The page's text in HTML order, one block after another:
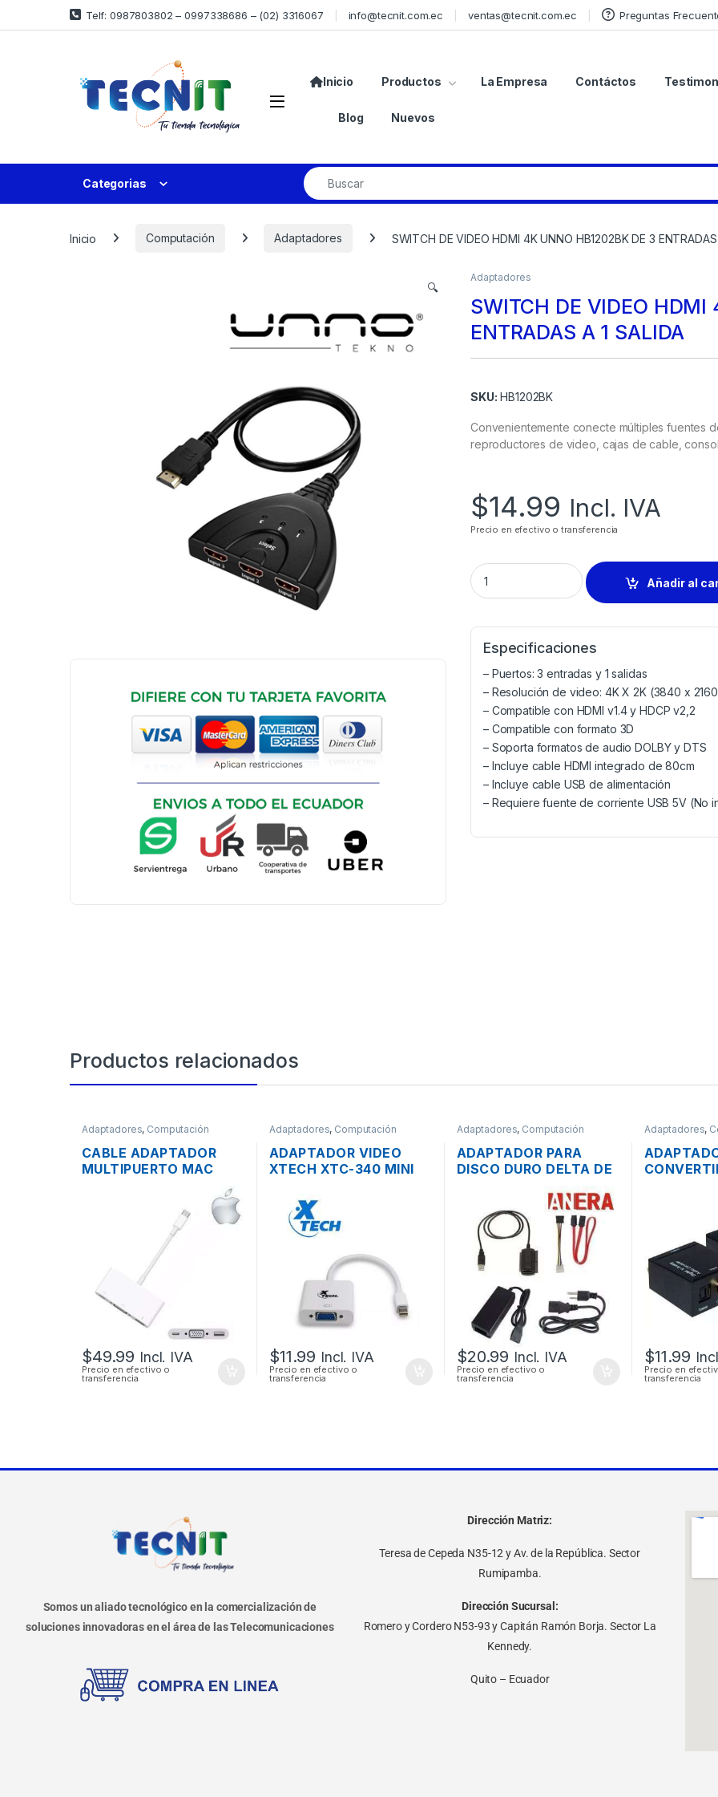
Telf: 0987803802 – 0997338686 – (02) 3316067 info@tecnit.com.ec ventas@tecnit.com.ec Preguntas
Inicio Productos La Empresa Contáctos
Blog Nuevos
Categorias
Inicio Computación Adaptadores SWITCH DE VIDEO HDMI 4K UNNO HB1202BK DE 3 ENTRADAS
🔍
Adaptadores
SWITCH DE VIDEO
ENTRADAS A 1 SALIDA
SKU: HB1202BK
Convenientemente conecte múltiples fuentes
reproductores de video, cajas de cable,
$14.99 Incl. IVA
Precio en efectivo o transferencia
Añadir al
Especificaciones
– Puertos: 3 entradas y 1 salidas
– Resolución de video: 4K X 2K (3840 x
– Compatible con HDMI v1.4 y HDCP v2,2
– Compatible con formato 3D
– Soporta formatos de audio DOLBY y DTS
– Incluye cable HDMI integrado de 80cm
– Incluye cable USB de alimentación
– Requiere fuente de corriente USB 5V (No
Productos relacionados
Adaptadores, Computación
CABLE ADAPTADOR
MULTIPUERTO MAC
APPLE A1620 USB-C A
VGA + USB + USB-C
$49.99 Incl. IVA
Precio en efectivo o
transferencia
Adaptadores, Computación
ADAPTADOR VIDEO
XTECH XTC-340 MINI
HEMBRA
$11.99 Incl. IVA
Precio en efectivo o
transferencia
Adaptadores, Computación
ADAPTADOR PARA
DISCO DURO DELTA DE
USB 2.0 A IDE / SATA +
CARGADOR Y CABLES
$20.99 Incl. IVA
Precio en efectivo o
transferencia
Adaptadores,
$11.99
Precio en
transferencia
Somos un aliado tecnológico en la comercialización de
soluciones innovadoras en el área de las Telecomunicaciones
Dirección Matriz:
Teresa de Cepeda N35-12 y Av. de la República. Sector
Rumipamba.
Dirección Sucursal:
Romero y Cordero N53-93 y Capitán Ramón Borja. Sector La
Kennedy.
Quito – Ecuador